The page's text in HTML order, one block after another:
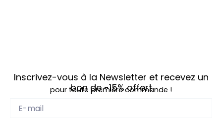
Inscrivez-vous à la Newsletter et recevez un
bon de -15% offert
pour toute première commande !